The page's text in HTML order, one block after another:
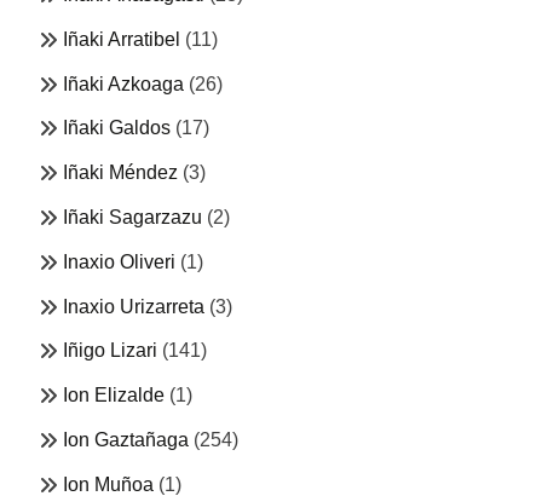
Iñaki Arratibel (11)
Iñaki Azkoaga (26)
Iñaki Galdos (17)
Iñaki Méndez (3)
Iñaki Sagarzazu (2)
Inaxio Oliveri (1)
Inaxio Urizarreta (3)
Iñigo Lizari (141)
Ion Elizalde (1)
Ion Gaztañaga (254)
Ion Muñoa (1)